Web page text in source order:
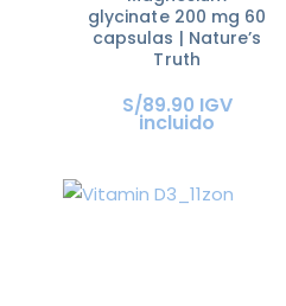
glycinate 200 mg 60
capsulas | Nature’s
Truth
S/89.90 IGV
incluido